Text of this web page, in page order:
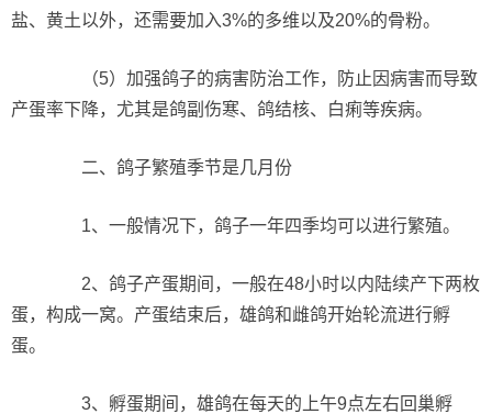
盐、黄土以外，还需要加入3%的多维以及20%的骨粉。
（5）加强鸽子的病害防治工作，防止因病害而导致
产蛋率下降，尤其是鸽副伤寒、鸽结核、白痢等疾病。
二、鸽子繁殖季节是几月份
1、一般情况下，鸽子一年四季均可以进行繁殖。
2、鸽子产蛋期间，一般在48小时以内陆续产下两枚
蛋，构成一窝。产蛋结束后，雄鸽和雌鸽开始轮流进行孵
蛋。
3、孵蛋期间，雄鸽在每天的上午9点左右回巢孵